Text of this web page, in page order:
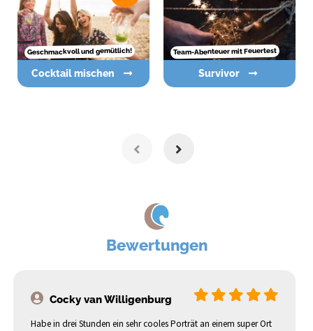
Geschmackvoll und gemütlich!
Cocktail mischen
Team-Abenteuer mit Feuertest
Survivor
Bewertungen
Cocky van Willigenburg
Habe in drei Stunden ein sehr cooles Porträt an einem super Ort